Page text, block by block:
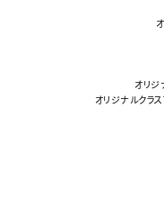
オリジ
オリジナルクラ